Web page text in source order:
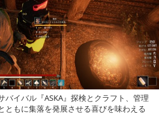
イバル『ASKA』探検とクラフト、管理
ともに集落を発展させる喜びを味わえる